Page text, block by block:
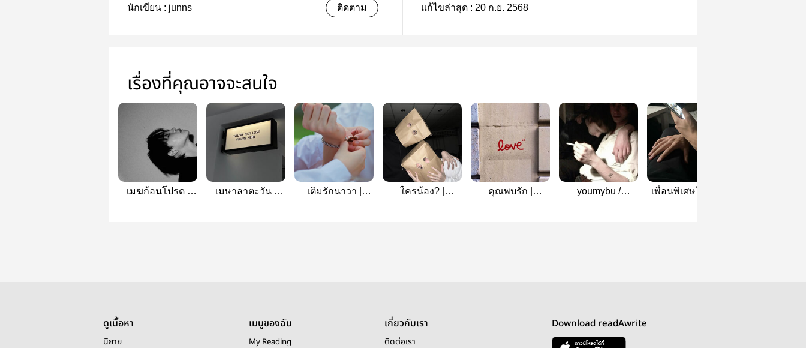
นักเขียน : junns ติดตาม แก้ไขล่าสุด : 20 ก.ย. 2568
เรื่องที่คุณอาจจะสนใจ
เมฆก้อนโปรด |
เมษาลาตะวัน /
เติมรักนาวา |
ใครน้อง? |
คุณพบรัก |
youmybu /
เพื่อนพิเศษใส่ไข่ |
ดูเนื้อหา
นิยาย
เมนูของฉัน
My Reading
เกี่ยวกับเรา
ติดต่อเรา
Download readAwrite